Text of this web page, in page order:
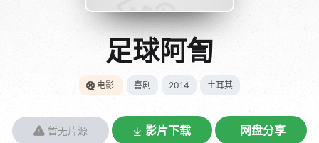
足球阿訇
电影 喜剧 2014 土耳其
暂无片源 影片下载 网盘分享